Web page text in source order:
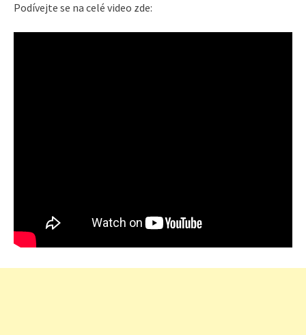
Podívejte se na celé video zde: